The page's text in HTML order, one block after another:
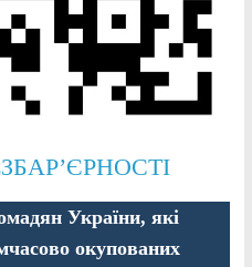
України, які
окупованих